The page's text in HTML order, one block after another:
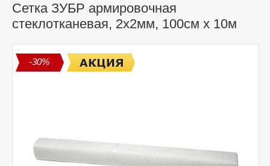
Сетка ЗУБР армировочная
стеклотканевая, 2х2мм, 100см х 10м
-30%